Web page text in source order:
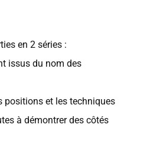
en 2 séries :
issus du nom des
positions et les techniques
à démontrer des côtés